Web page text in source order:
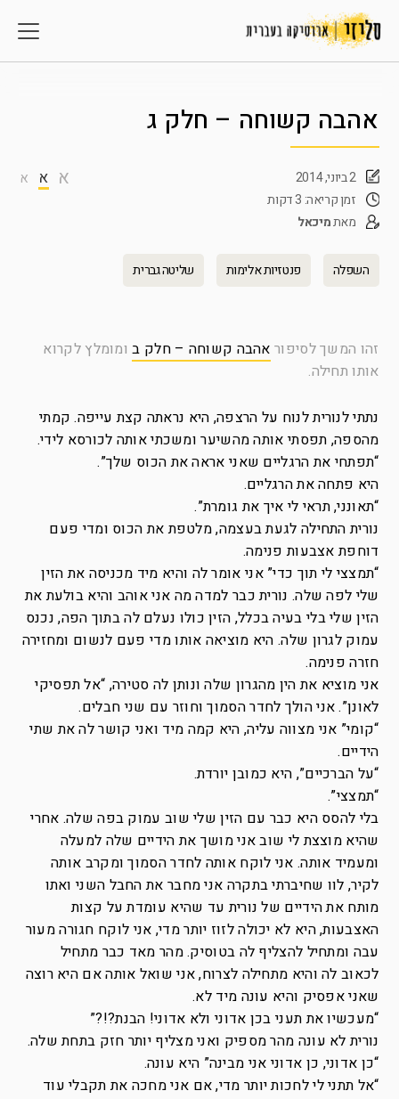
אהבה קשוחה – חלק ג
א א א
2 ביוני, 2014
זמן קריאה: 3 דקות
מאתמיכאל
השפלה פנטזיות אלימות שליטה גברית
זהו המשך לסיפור אהבה קשוחה – חלק ב ומומלץ לקרוא
אותו תחילה.
נתתי לנורית לנוח על הרצפה, היא נראתה קצת עייפה. קמתי
מהספה, תפסתי אותה מהשיער ומשכתי אותה לכורסא לידי.
“תפתחי את הרגליים שאני אראה את הכוס שלך”.
היא פתחה את הרגליים.
“תאונני, תראי לי איך את גומרת”.
נורית התחילה לגעת בעצמה, מלטפת את הכוס ומדי פעם
דוחפת אצבעות פנימה.
“תמצצי לי תוך כדי” אני אומר לה והיא מיד מכניסה את הזין
שלי לפה שלה. נורית כבר למדה מה אני אוהב והיא בולעת את
הזין שלי בלי בעיה בכלל, הזין כולו נעלם לה בתוך הפה, נכנס
עמוק לגרון שלה. היא מוציאה אותו מדי פעם לנשום ומחזירה
חזרה פנימה.
אני מוציא את הין מהגרון שלה ונותן לה סטירה, “אל תפסיקי
לאונן”. אני הולך לחדר הסמוך וחוזר עם שני חבלים.
“קומי” אני מצווה עליה, היא קמה מיד ואני קושר לה את שתי
הידיים.
“על הברכיים”, היא כמובן יורדת.
“תמצצי”.
בלי להסס היא כבר עם הזין שלי שוב עמוק בפה שלה. אחרי
שהיא מוצצת לי שוב אני מושך את הידיים שלה למעלה
ומעמיד אותה. אני לוקח אותה לחדר הסמוך ומקרב אותה
לקיר, לוו שחיברתי בתקרה אני מחבר את החבל השני ואתו
מותח את הידיים של נורית עד שהיא עומדת על קצות
האצבעות, היא לא יכולה לזוז יותר מדי, אני לוקח חגורה מעור
עבה ומתחיל להצליף לה בטוסיק. מהר מאד כבר מתחיל
לכאוב לה והיא מתחילה לצרוח, אני שואל אותה אם היא רוצה
שאני אפסיק והיא עונה מיד לא.
“מעכשיו את תעני בכן אדוני ולא אדוני! הבנת?!?”
נורית לא עונה מהר מספיק ואני מצליף יותר חזק בתחת שלה.
“כן אדוני, כן אדוני אני מבינה” היא עונה.
“אל תתני לי לחכות יותר מדי, אם אני מחכה את תקבלי עוד